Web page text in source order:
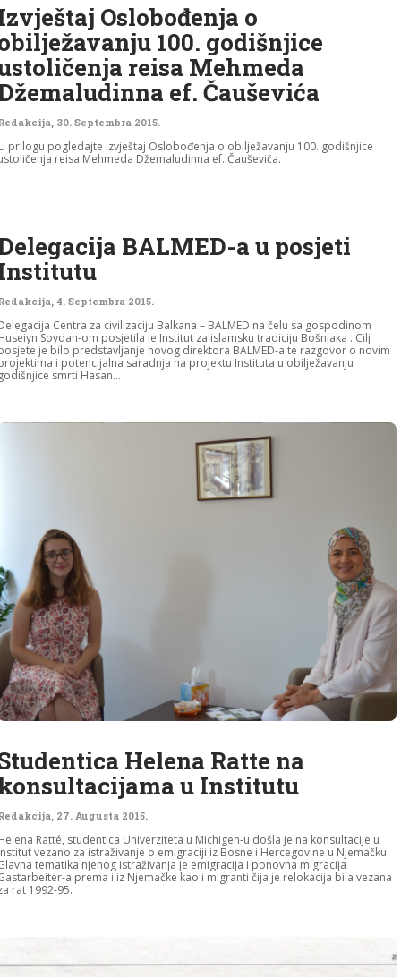
Oslobođenja o
100. godišnjice
reisa Mehmeda
ef. Čauševića
30. Septembra 2015.
prilogu pogledajte izvještaj Oslobođenja o obilježavanju 100. godišnjice
reisa Mehmeda Džemaludinna ef. Čauševića.
BALMED-a u posjeti
4. Septembra 2015.
Centra za civilizaciju Balkana – BALMED na čelu sa gospodinom
Soydan-om posjetila je Institut za islamsku tradiciju Bošnjaka . Cilj
je bilo predstavljanje novog direktora BALMED-a te razgovor o novim
i potencijalna saradnja na projektu Instituta u obilježavanju
smrti Hasan...
Helena Ratte na
u Institutu
, 27. Augusta 2015.
Ratté, studentica Univerziteta u Michigen-u došla je na konsultacije u
vezano za istraživanje o emigraciji iz Bosne i Hercegovine u Njemačku.
tematika njenog istraživanja je emigracija i ponovna migracija
a prema i iz Njemačke kao i migranti čija je relokacija bila vezana
rat 1992-95.